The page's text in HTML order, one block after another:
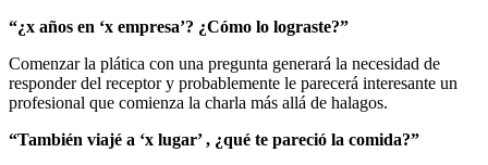
“¿x años en ‘x empresa’? ¿Cómo lo lograste?”
Comenzar la plática con una pregunta generará la necesidad de
responder del receptor y probablemente le parecerá interesante un
profesional que comienza la charla más allá de halagos.
“También viajé a ‘x lugar’ , ¿qué te pareció la comida?”